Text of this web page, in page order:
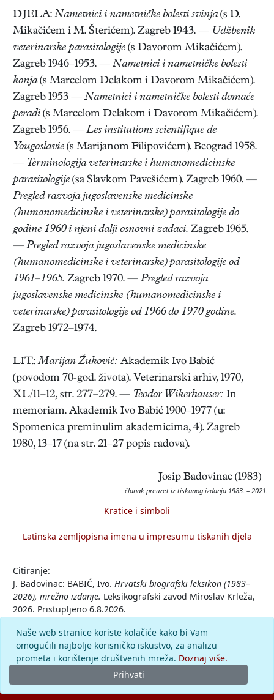
DJELA: Nametnici i nametničke bolesti svinja(s D.
Mikačićem i M. Šterićem). Zagreb 1943. — Udžbenik
veterinarske parasitologije (s Davorom Mikačićem).
Zagreb 1946–1953. — Nametnici i nametničke bolesti
konja(s Marcelom Delakom i Davorom Mikačićem).
Zagreb 1953 — Nametnici i nametničke bolesti domaće
peradi (s Marcelom Delakom i Davorom Mikačićem).
Zagreb 1956. — Les institutions scientifique de
Yougoslavie (s Marijanom Filipovićem). Beograd 1958.
— Terminologija veterinarske i humanomedicinske
parasitologije (sa Slavkom Pavešićem). Zagreb 1960. —
Pregled razvoja jugoslavenske medicinske
(humanomedicinske i veterinarske) parasitologije do
godine 1960 i njeni dalji osnovni zadaci. Zagreb 1965.
— Pregled razvoja jugoslavenske medicinske
(humanomedicinske i veterinarske) parasitologije od
1961–1965. Zagreb 1970. — Pregled razvoja
jugoslavenske medicinske (humanomedicinske i
veterinarske) parasitologije od 1966 do 1970 godine.
Zagreb 1972–1974.
LIT.:Marijan Žuković: Akademik Ivo Babić
(povodom 70-god. života). Veterinarski arhiv, 1970,
XL/11–12, str. 277–279. — Teodor Wikerhauser: In
memoriam. Akademik Ivo Babić 1900–1977 (u:
Spomenica preminulim akademicima, 4). Zagreb
1980, 13–17 (na str. 21–27 popis radova).
Josip Badovinac (1983)
članak preuzet iz tiskanog izdanja 1983. – 2021.
Kratice i simboli
Latinska zemljopisna imena u impresumu tiskanih djela
Citiranje:
J. Badovinac: BABIĆ, Ivo. Hrvatski biografski leksikon (1983–
2026), mrežno izdanje. Leksikografski zavod Miroslav Krleža,
2026. Pristupljeno 6.8.2026.
Komentar
Naše web stranice koriste kolačiće kako bi Vam
omogućili najbolje korisničko iskustvo, za analizu
prometa i korištenje društvenih mreža. Doznaj više.
Prihvati
© 2026.Leksikografski zavodMiroslav Krleža